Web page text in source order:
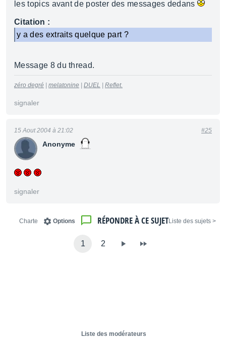
les topics avant de poster des messages dedans
Citation :
y a des extraits quelque part ?
Message 8 du thread.
zéro degré melatonine DUEL Reflet.
signaler
Anonyme
15 Aout 2004 à 21:02 #25
signaler
< Liste des sujets
RÉPONDRE À CE SUJET
Options
Charte
1 2
Liste des modérateurs